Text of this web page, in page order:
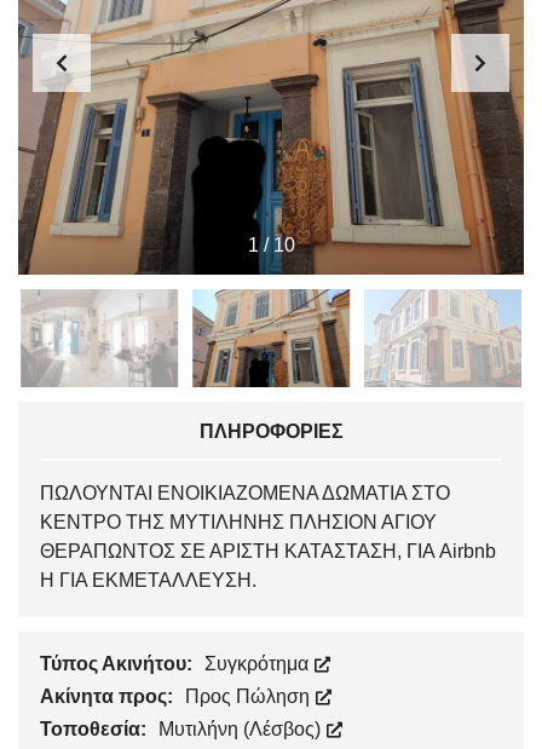
1/ 10
ΠΛΗΡΟΦΟΡΊΕΣ
ΠΩΛΟΥΝΤΑΙ ΕΝΟΙΚΙΑΖΟΜΕΝΑ ΔΩΜΑΤΙΑ ΣΤΟ
ΚΕΝΤΡΟ ΤΗΣ ΜΥΤΙΛΗΝΗΣ ΠΛΗΣΙΟΝ ΑΓΙΟΥ
ΘΕΡΑΠΩΝΤΟΣ ΣΕ ΑΡΙΣΤΗ ΚΑΤΑΣΤΑΣΗ, ΓΙΑ Airbnb
Η ΓΙΑ ΕΚΜΕΤΑΛΛΕΥΣΗ.
Τύπος Ακινήτου:
Συγκρότημα
Ακίνητα προς:
Προς Πώληση
Τοποθεσία:
Μυτιλήνη (Λέσβος)